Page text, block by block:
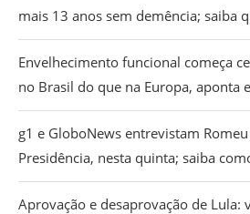
mais 13 anos sem demência; saiba
Envelhecimento funcional começa
no Brasil do que na Europa, aponta
g1 e GloboNews entrevistam
Presidência, nesta quinta; saiba
Aprovação e desaprovação de Lula: